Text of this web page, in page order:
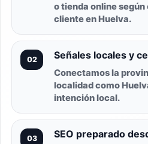
o tienda online
cliente en Huelva.
02 Señales locales y
Conectamos la
localidad como
intención local.
03 SEO preparado